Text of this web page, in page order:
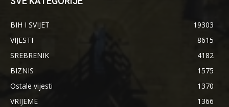
BIH I SVIJET
19303
VIJESTI
8615
SREBRENIK
4182
BIZNIS
1575
Ostale vijesti
1370
VRIJEME
1366